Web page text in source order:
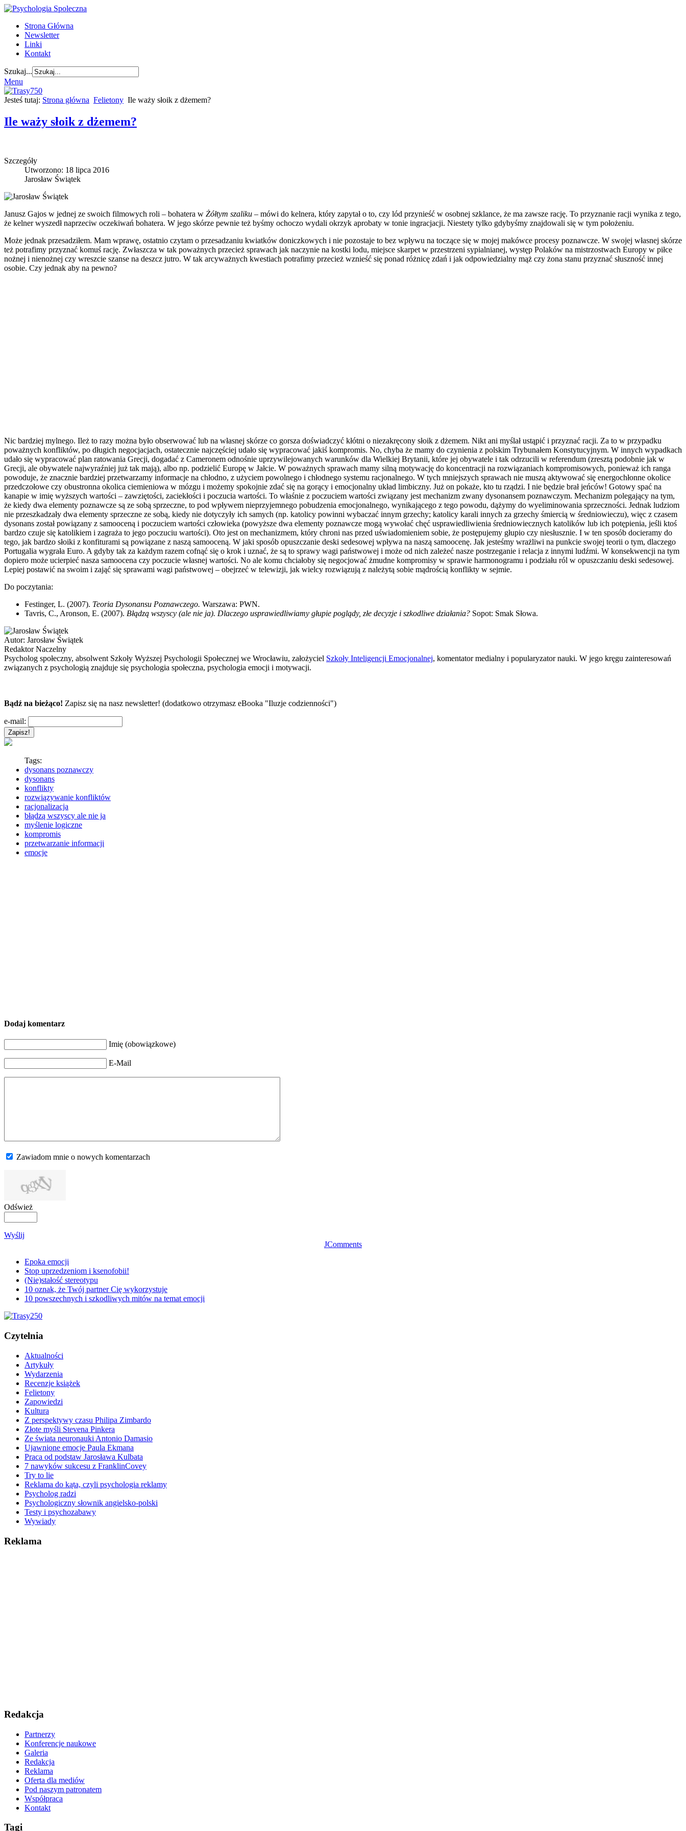
Strona Główna
Newsletter
Linki
Kontakt
Szukaj...
Menu
Jesteś tutaj: Strona główna Felietony Ile waży słoik z dżemem?
Ile waży słoik z dżemem?
Szczegóły
Utworzono: 18 lipca 2016
Jarosław Świątek
Janusz Gajos w jednej ze swoich filmowych roli – bohatera w Żółtym szaliku – mówi do kelnera, który zapytał o to, czy lód przynieść w osobnej szklance, że ma zawsze rację. To przyznanie racji wynika z tego,
że kelner wyszedł naprzeciw oczekiwań bohatera. W jego skórze pewnie też byśmy ochoczo wydali okrzyk aprobaty w tonie ingracjacji. Niestety tylko gdybyśmy znajdowali się w tym położeniu.
Może jednak przesadziłem. Mam wprawę, ostatnio czytam o przesadzaniu kwiatków doniczkowych i nie pozostaje to bez wpływu na toczące się w mojej makówce procesy poznawcze. W swojej własnej skórze
też potrafimy przyznać komuś rację. Zwłaszcza w tak poważnych przecież sprawach jak naczynie na kostki lodu, miejsce skarpet w przestrzeni sypialnianej, występ Polaków na mistrzostwach Europy w piłce
nożnej i nienożnej czy wreszcie szanse na deszcz jutro. W tak arcyważnych kwestiach potrafimy przecież wznieść się ponad różnicę zdań i jak odpowiedzialny mąż czy żona stanu przyznać słuszność innej
osobie. Czy jednak aby na pewno?
Nic bardziej mylnego. Ileż to razy można było obserwować lub na własnej skórze co gorsza doświadczyć kłótni o niezakręcony słoik z dżemem. Nikt ani myślał ustąpić i przyznać racji. Za to w przypadku
poważnych konfliktów, po długich negocjacjach, ostatecznie najczęściej udało się wypracować jakiś kompromis. No, chyba że mamy do czynienia z polskim Trybunałem Konstytucyjnym. W innych wypadkach
udało się wypracować plan ratowania Grecji, dogadać z Cameronem odnośnie uprzywilejowanych warunków dla Wielkiej Brytanii, które jej obywatele i tak odrzucili w referendum (zresztą podobnie jak w
Grecji, ale obywatele najwyraźniej już tak mają), albo np. podzielić Europę w Jałcie. W poważnych sprawach mamy silną motywację do koncentracji na rozwiązaniach kompromisowych, ponieważ ich ranga
powoduje, że znacznie bardziej przetwarzamy informacje na chłodno, z użyciem powolnego i chłodnego systemu racjonalnego. W tych mniejszych sprawach nie muszą aktywować się energochłonne okolice
przedczołowe czy obustronna okolica ciemieniowa w mózgu i możemy spokojnie zdać się na gorący i emocjonalny układ limbiczny. Już on pokaże, kto tu rządzi. I nie będzie brał jeńców! Gotowy spać na
kanapie w imię wyższych wartości – zawziętości, zaciekłości i poczucia wartości. To właśnie z poczuciem wartości związany jest mechanizm zwany dysonansem poznawczym. Mechanizm polegający na tym,
że kiedy dwa elementy poznawcze są ze sobą sprzeczne, to pod wpływem nieprzyjemnego pobudzenia emocjonalnego, wynikającego z tego powodu, dążymy do wyeliminowania sprzeczności. Jednak ludziom
nie przeszkadzały dwa elementy sprzeczne ze sobą, kiedy nie dotyczyły ich samych (np. katolicy powinni wybaczać innym grzechy; katolicy karali innych za grzechy śmiercią w średniowieczu), więc z czasem
dysonans został powiązany z samooceną i poczuciem wartości człowieka (powyższe dwa elementy poznawcze mogą wywołać chęć usprawiedliwienia średniowiecznych katolików lub ich potępienia, jeśli ktoś
bardzo czuje się katolikiem i zagraża to jego poczuciu wartości). Oto jest on mechanizmem, który chroni nas przed uświadomieniem sobie, że postępujemy głupio czy niesłusznie. I w ten sposób docieramy do
tego, jak bardzo słoiki z konfiturami są powiązane z naszą samooceną. W jaki sposób opuszczanie deski sedesowej wpływa na naszą samoocenę. Jak jesteśmy wrażliwi na punkcie swojej teorii o tym, dlaczego
Portugalia wygrała Euro. A gdyby tak za każdym razem cofnąć się o krok i uznać, że są to sprawy wagi państwowej i może od nich zależeć nasze postrzeganie i relacja z innymi ludźmi. W konsekwencji na tym
dopiero może ucierpieć nasza samoocena czy poczucie własnej wartości. No ale komu chciałoby się negocjować żmudne kompromisy w sprawie harmonogramu i podziału ról w opuszczaniu deski sedesowej.
Lepiej postawić na swoim i zająć się sprawami wagi państwowej – obejrzeć w telewizji, jak wielcy rozwiązują z należytą sobie mądrością konflikty w sejmie.
Do poczytania:
Festinger, L. (2007). Teoria Dysonansu Poznawczego. Warszawa: PWN.
Tavris, C., Aronson, E. (2007). Błądzą wszyscy (ale nie ja). Dlaczego usprawiedliwiamy głupie poglądy, złe decyzje i szkodliwe działania? Sopot: Smak Słowa.
Autor: Jarosław Świątek
Redaktor Naczelny
Psycholog społeczny, absolwent Szkoły Wyższej Psychologii Społecznej we Wrocławiu, założyciel Szkoły Inteligencji Emocjonalnej, komentator medialny i popularyzator nauki. W jego kręgu zainteresowań
związanych z psychologią znajduje się psychologia społeczna, psychologia emocji i motywacji.
Bądź na bieżąco! Zapisz się na nasz newsletter! (dodatkowo otrzymasz eBooka "Iluzje codzienności")
e-mail:
Tags:
dysonans poznawczy
dysonans
konflikty
rozwiązywanie konfliktów
racjonalizacja
błądzą wszyscy ale nie ja
myślenie logiczne
kompromis
przetwarzanie informacji
emocje
Dodaj komentarz
Imię (obowiązkowe)
E-Mail
Zawiadom mnie o nowych komentarzach
Odśwież
Wyślij
JComments
Epoka emocji
Stop uprzedzeniom i ksenofobii!
(Nie)stałość stereotypu
10 oznak, że Twój partner Cię wykorzystuje
10 powszechnych i szkodliwych mitów na temat emocji
Czytelnia
Aktualności
Artykuły
Wydarzenia
Recenzje książek
Felietony
Zapowiedzi
Kultura
Z perspektywy czasu Philipa Zimbardo
Złote myśli Stevena Pinkera
Ze świata neuronauki Antonio Damasio
Ujawnione emocje Paula Ekmana
Praca od podstaw Jarosława Kulbata
7 nawyków sukcesu z FranklinCovey
Try to lie
Reklama do kąta, czyli psychologia reklamy
Psycholog radzi
Psychologiczny słownik angielsko-polski
Testy i psychozabawy
Wywiady
Reklama
Redakcja
Partnerzy
Konferencje naukowe
Galeria
Redakcja
Reklama
Oferta dla mediów
Pod naszym patronatem
Współpraca
Kontakt
Tagi